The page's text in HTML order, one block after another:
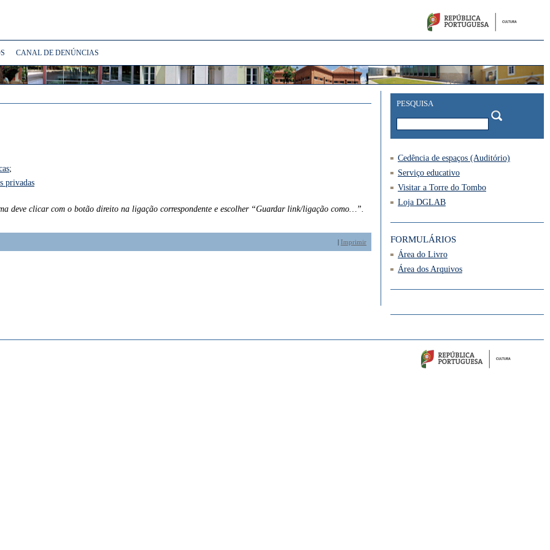
CANAL DE DENÚNCIAS
;
privadas
deve clicar com o botão direito na ligação correspondente e escolher “Guardar link/ligação como…”.
| Imprimir
PESQUISA
Cedência de espaços (Auditório)
Serviço educativo
Visitar a Torre do Tombo
Loja DGLAB
FORMULÁRIOS
Área do Livro
Área dos Arquivos